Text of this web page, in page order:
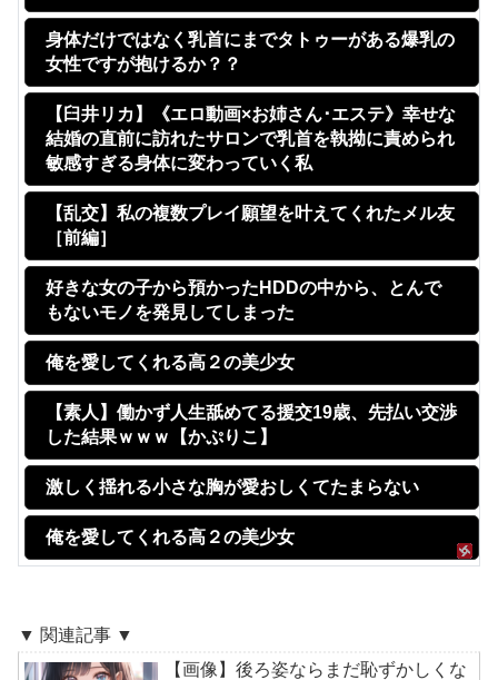
身体だけではなく乳首にまでタトゥーがある爆乳の
女性ですが抱けるか？？
【臼井リカ】《エロ動画×お姉さん･エステ》幸せな
結婚の直前に訪れたサロンで乳首を執拗に責められ
敏感すぎる身体に変わっていく私
【乱交】私の複数プレイ願望を叶えてくれたメル友
［前編］
好きな女の子から預かったHDDの中から、とんで
もないモノを発見してしまった
俺を愛してくれる高２の美少女
【素人】働かず人生舐めてる援交19歳、先払い交渉
した結果ｗｗｗ【かぷりこ】
激しく揺れる小さな胸が愛おしくてたまらない
俺を愛してくれる高２の美少女
▼ 関連記事 ▼
【画像】後ろ姿ならまだ恥ずかしくな